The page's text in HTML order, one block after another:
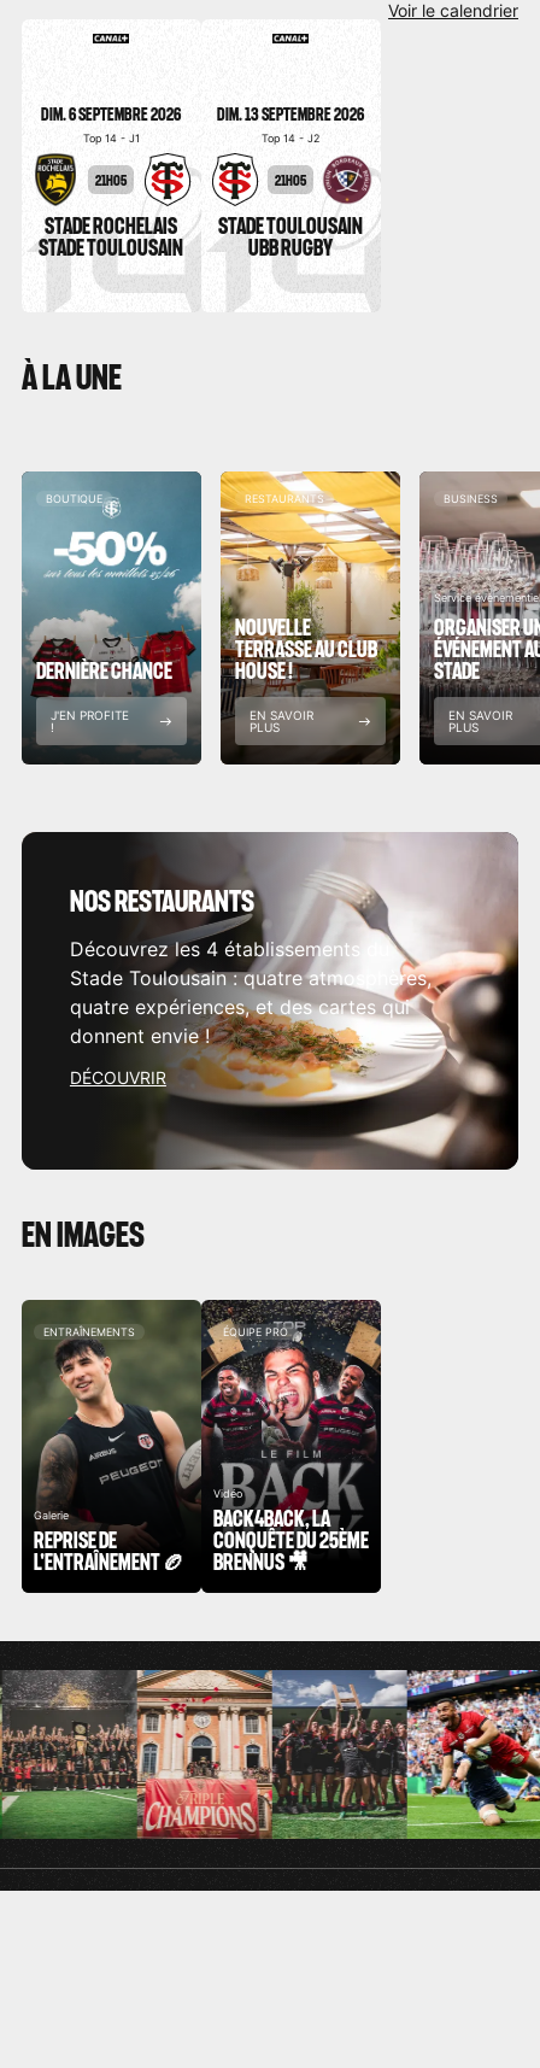
Voir le calendrier
DIM. 6 SEPTEMBRE 2026
Top 14 - J1
21H05
STADE ROCHELAIS
STADE TOULOUSAIN
DIM. 13 SEPTEMBRE 2026
Top 14 - J2
21H05
STADE TOULOUSAIN
UBB RUGBY
À LA UNE
BOUTIQUE
DERNIÈRE CHANCE
J'EN PROFITE
!
RESTAURANTS
NOUVELLE
TERRASSE AU CLUB
HOUSE !
EN SAVOIR
PLUS
BUSINESS
Service évènementiel
ORGANISER
ÉVÉNEMENT
STADE
EN SAVOIR
PLUS
NOS RESTAURANTS
Découvrez les 4 établissements du
Stade Toulousain : quatre atmosphères,
quatre expériences, et des cartes qui
donnent envie !
DÉCOUVRIR
EN IMAGES
ENTRAÎNEMENTS
Galerie
REPRISE DE
L'ENTRAÎNEMENT 🏉
ÉQUIPE PRO
Vidéo
BACK4BACK, LA
CONQUÊTE DU 25ÈME
BRENNUS 🎥